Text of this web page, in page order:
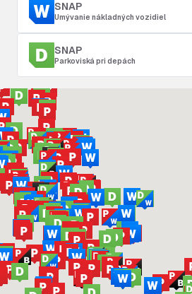
SNAP
Umývanie nákladných vozidiel
SNAP
Parkoviská pri depách